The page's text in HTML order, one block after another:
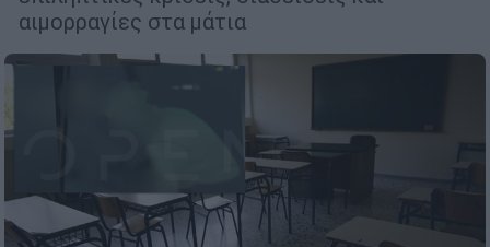
αιμορραγίες στα μάτια